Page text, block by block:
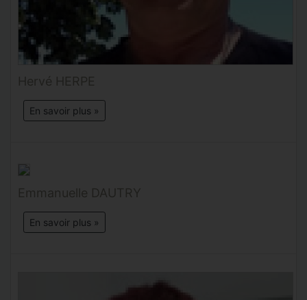
Hervé HERPE
En savoir plus »
Emmanuelle DAUTRY
En savoir plus »